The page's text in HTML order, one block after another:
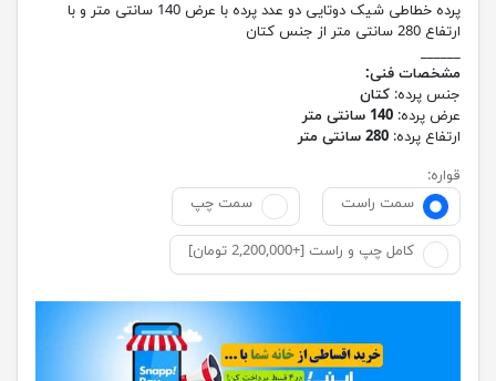
پرده خطاطی شیک دوتایی دو عدد پرده با عرض 140 سانتی متر و با
ارتفاع 280 سانتی متر از جنس کتان
______
مشخصات فنی:
جنس پرده: کتان
عرض پرده: 140 سانتی متر
ارتفاع پرده: 280 سانتی متر
قواره:
سمت راست
سمت چپ
کامل چپ و راست [+2,200,000 تومان]